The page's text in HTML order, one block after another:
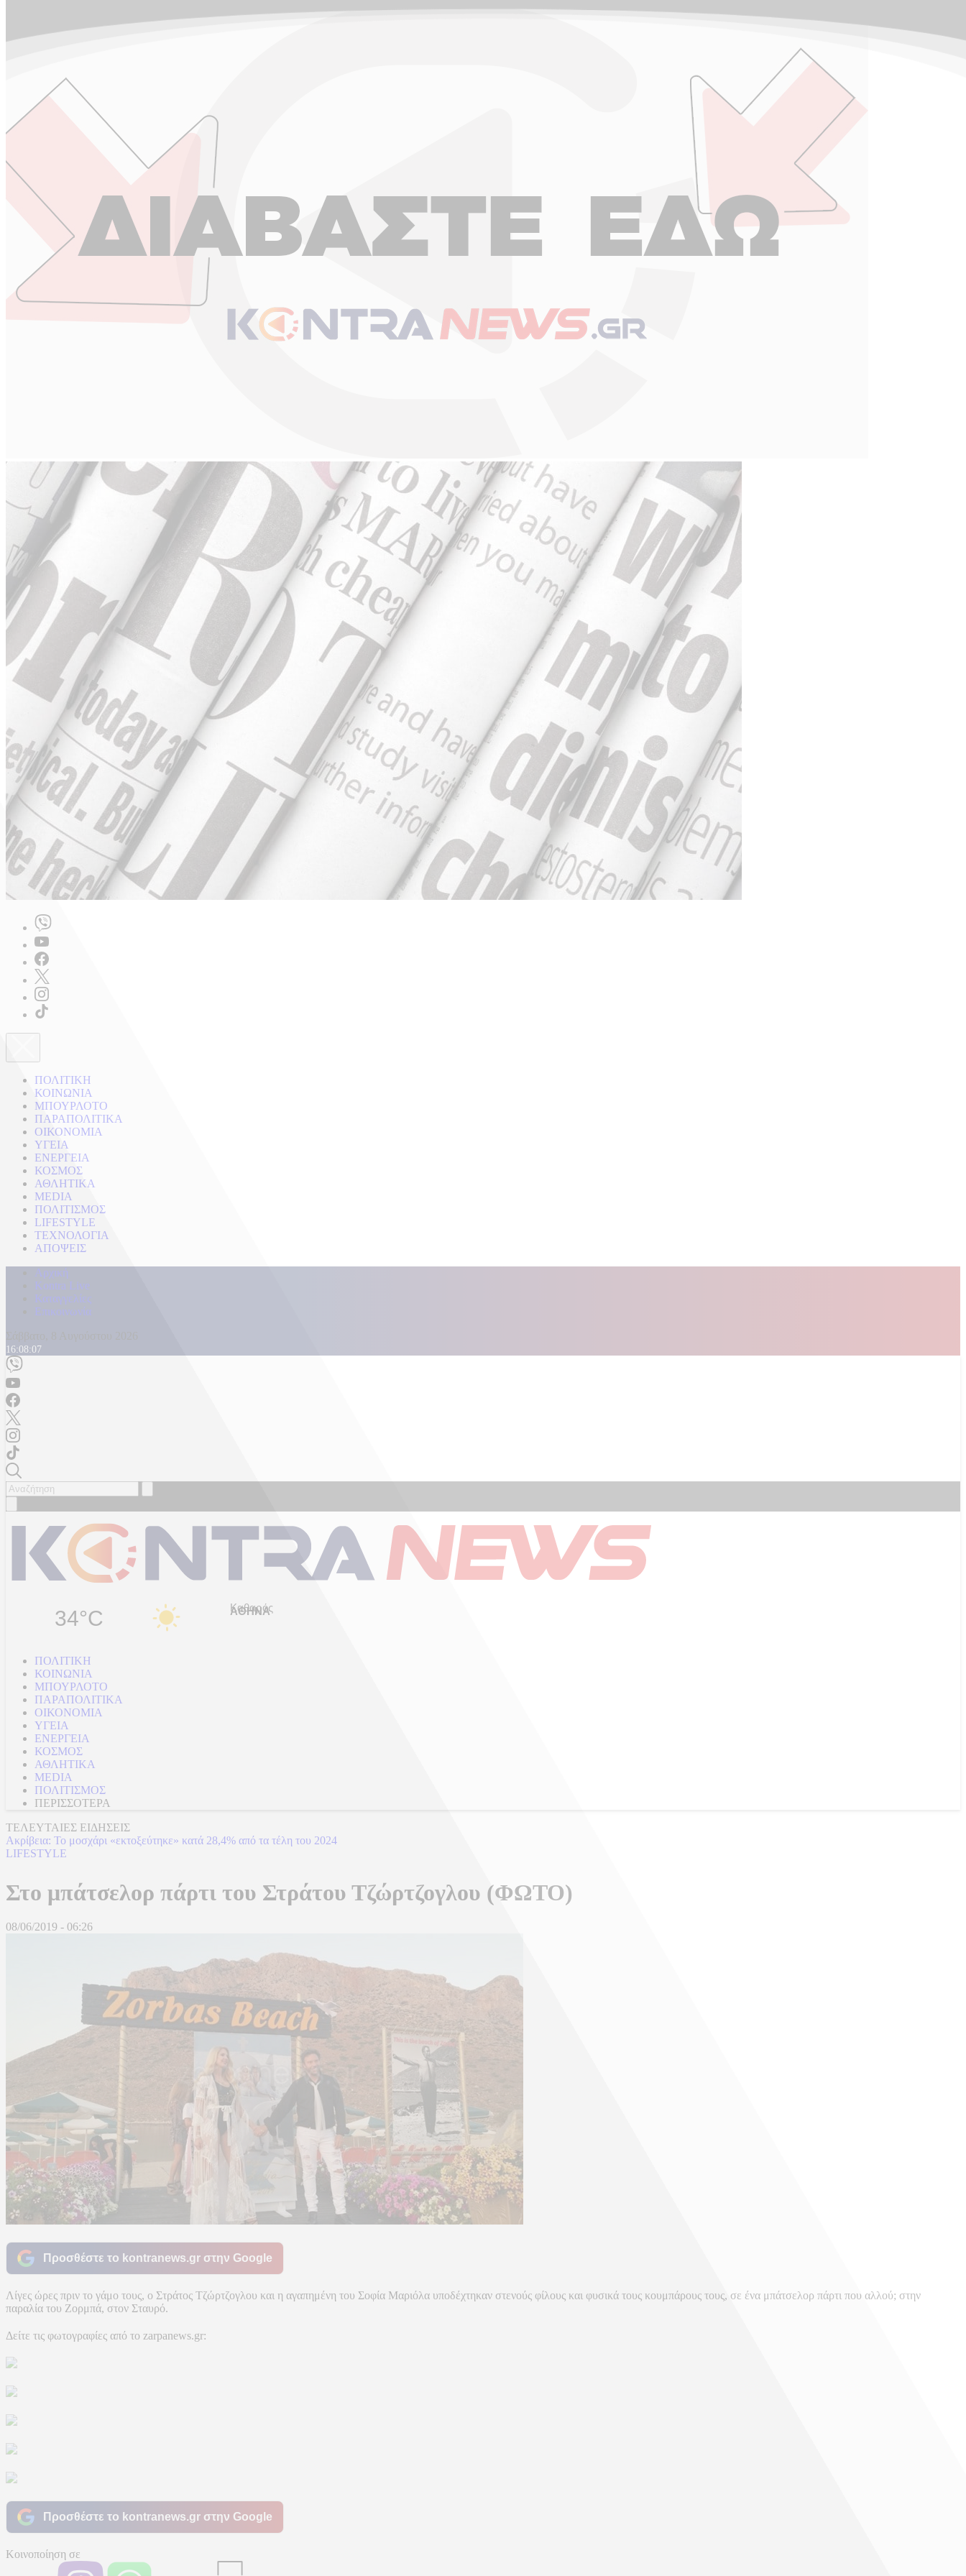
ΠΟΛΙΤΙΚΗ
ΚΟΙΝΩΝΙΑ
ΜΠΟΥΡΛΟΤΟ
ΠΑΡΑΠΟΛΙΤΙΚΑ
ΟΙΚΟΝΟΜΙΑ
ΥΓΕΙΑ
ΕΝΕΡΓΕΙΑ
ΚΟΣΜΟΣ
ΑΘΛΗΤΙΚΑ
MEDIA
ΠΟΛΙΤΙΣΜΟΣ
LIFESTYLE
ΤΕΧΝΟΛΟΓΙΑ
ΑΠΟΨΕΙΣ
Αρχική
Kontra Live
Καταγγελίες
Επικοινωνία
16:08:09
34°C Καθαρός
ΠΟΛΙΤΙΚΗ
ΚΟΙΝΩΝΙΑ
ΜΠΟΥΡΛΟΤΟ
ΠΑΡΑΠΟΛΙΤΙΚΑ
ΟΙΚΟΝΟΜΙΑ
ΥΓΕΙΑ
ΕΝΕΡΓΕΙΑ
ΚΟΣΜΟΣ
ΑΘΛΗΤΙΚΑ
MEDIA
ΠΟΛΙΤΙΣΜΟΣ
ΠΕΡΙΣΣΟΤΕΡΑ
ΤΕΛΕΥΤΑΙΕΣ ΕΙΔΗΣΕΙΣ
Ακρίβεια: Το μοσχάρι «εκτοξεύτηκε» κατά 28,4% από τα τέλη του 2024
LIFESTYLE
Στο μπάτσελορ πάρτι του Στράτου Τζώρτζογλου (ΦΩΤΟ)
08/06/2019 - 06:26
Προσθέστε το kontranews.gr στην Google
Λίγες ώρες πριν το γάμο τους, ο Στράτος Τζώρτζογλου και η αγαπημένη του Σοφία Μαριόλα υποδέχτηκαν στενούς φίλους και φυσικά τους κουμπάρους τους, σε ένα μπάτσελορ πάρτι που αλλού; στην
παραλία του Ζορμπά, στον Σταυρό.
Δείτε τις φωτογραφίες από το zarpanews.gr:
Προσθέστε το kontranews.gr στην Google
Κοινοποίηση σε